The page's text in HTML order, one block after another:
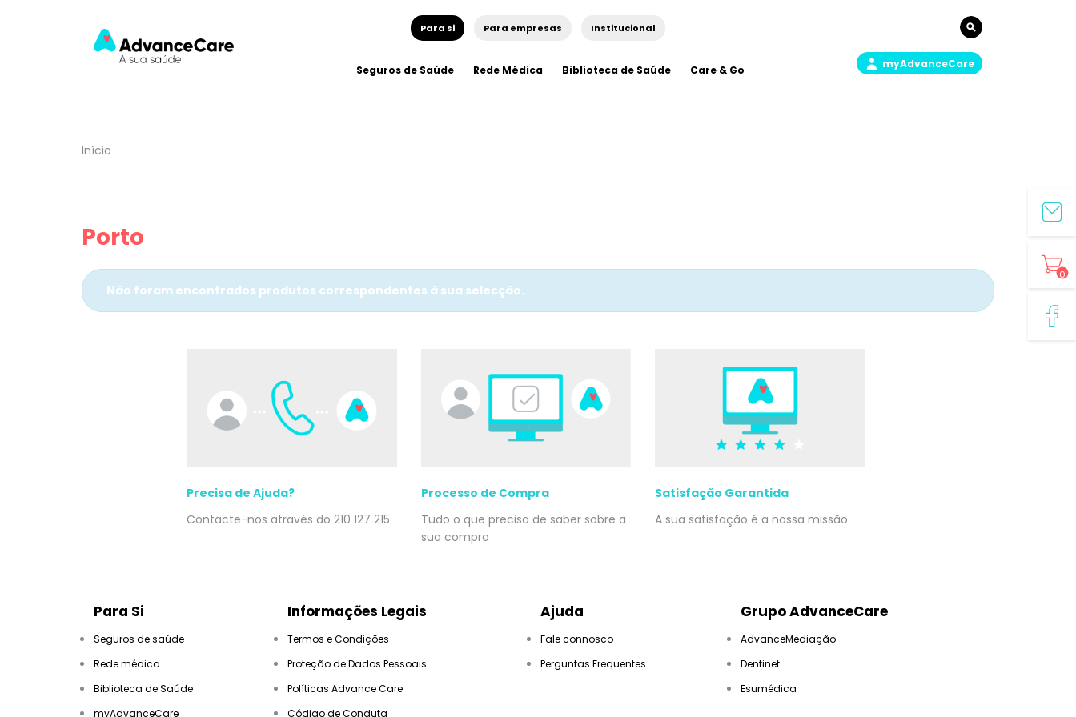
Para si Para empresas Institucional
Seguros de Saúde Rede Médica Biblioteca de Saúde Care & Go myAdvanceCare
Início
Porto
Não foram encontrados produtos correspondentes à sua selecção.
Precisa de Ajuda?
Contacte-nos através do 210 127 215
Processo de Compra
Tudo o que precisa de saber sobre a
sua compra
Satisfação Garantida
A sua satisfação é a nossa missão
Para Si
Seguros de saúde
Rede médica
Biblioteca de Saúde
myAdvanceCare
Informações Legais
Termos e Condições
Proteção de Dados Pessoais
Políticas Advance Care
Código de Conduta
Ajuda
Fale connosco
Perguntas Frequentes
Grupo AdvanceCare
AdvanceMediação
Dentinet
Esumédica
0